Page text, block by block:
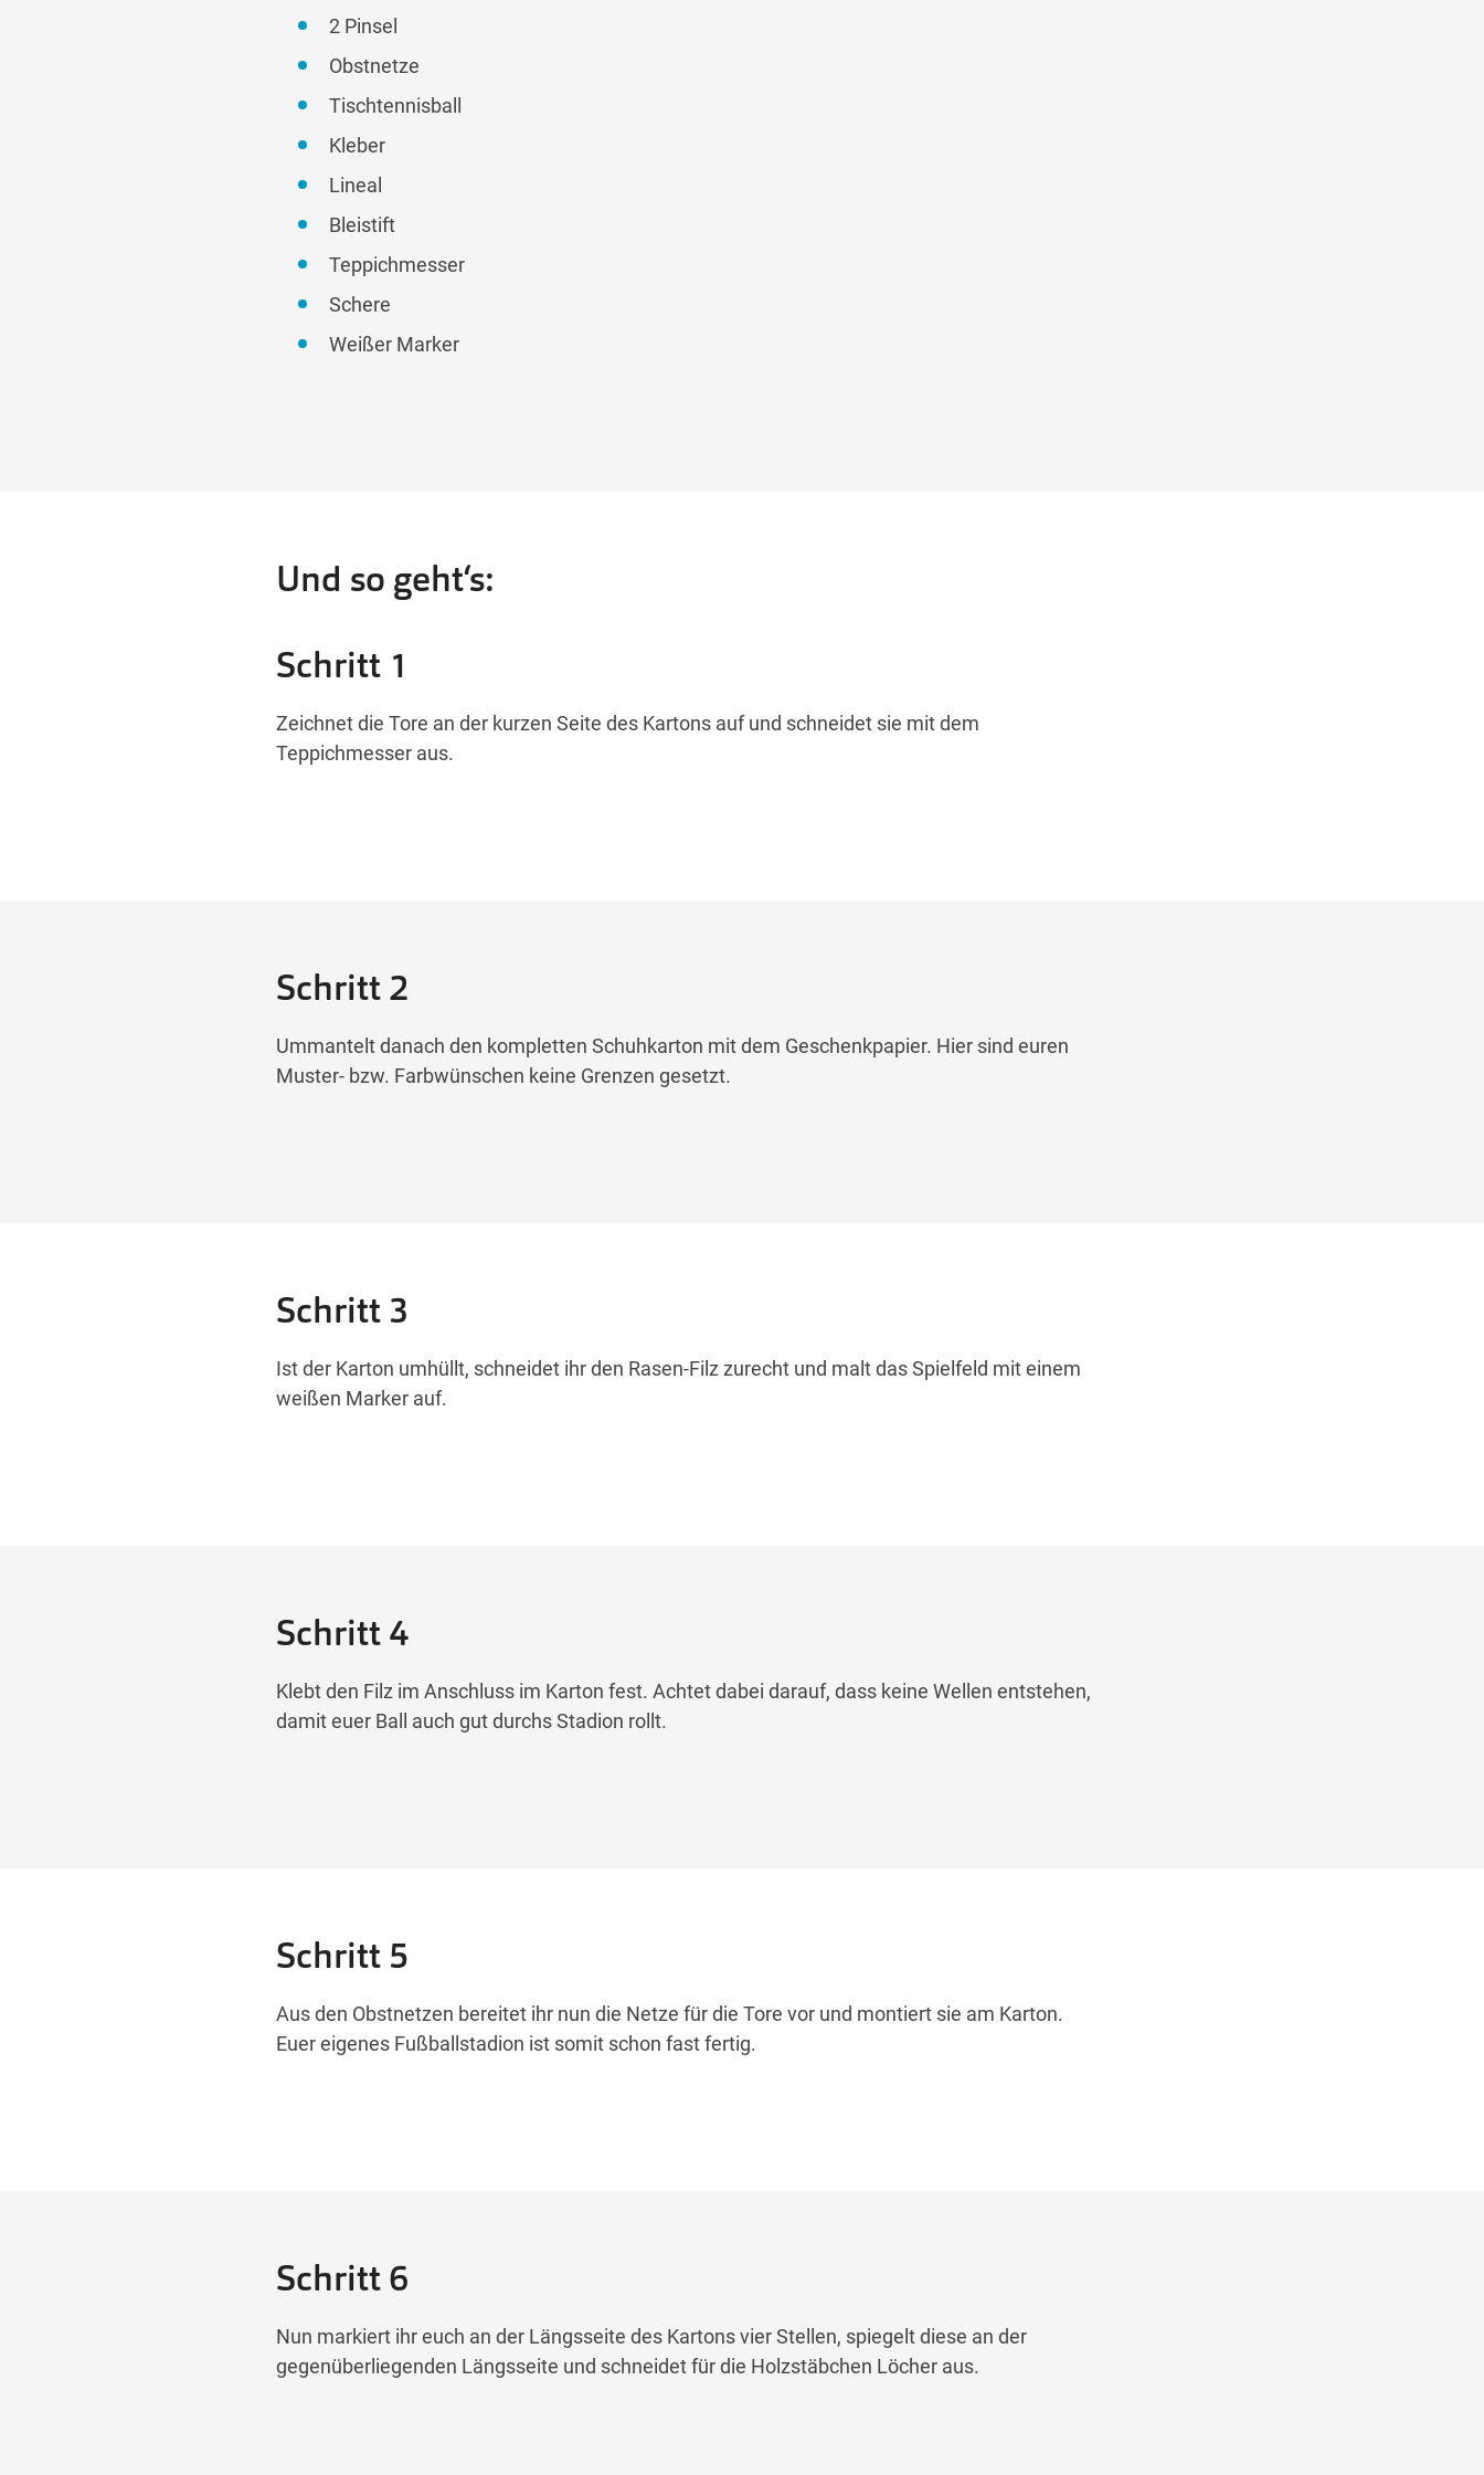
2 Pinsel
Obstnetze
Tischtennisball
Kleber
Lineal
Bleistift
Teppichmesser
Schere
Weißer Marker
Und so geht‘s:
Schritt 1
Zeichnet die Tore an der kurzen Seite des Kartons auf und schneidet sie mit dem
Teppichmesser aus.
Schritt 2
Ummantelt danach den kompletten Schuhkarton mit dem Geschenkpapier. Hier sind euren
Muster- bzw. Farbwünschen keine Grenzen gesetzt.
Schritt 3
Ist der Karton umhüllt, schneidet ihr den Rasen-Filz zurecht und malt das Spielfeld mit einem
weißen Marker auf.
Schritt 4
Klebt den Filz im Anschluss im Karton fest. Achtet dabei darauf, dass keine Wellen entstehen,
damit euer Ball auch gut durchs Stadion rollt.
Schritt 5
Aus den Obstnetzen bereitet ihr nun die Netze für die Tore vor und montiert sie am Karton.
Euer eigenes Fußballstadion ist somit schon fast fertig.
Schritt 6
Nun markiert ihr euch an der Längsseite des Kartons vier Stellen, spiegelt diese an der
gegenüberliegenden Längsseite und schneidet für die Holzstäbchen Löcher aus.